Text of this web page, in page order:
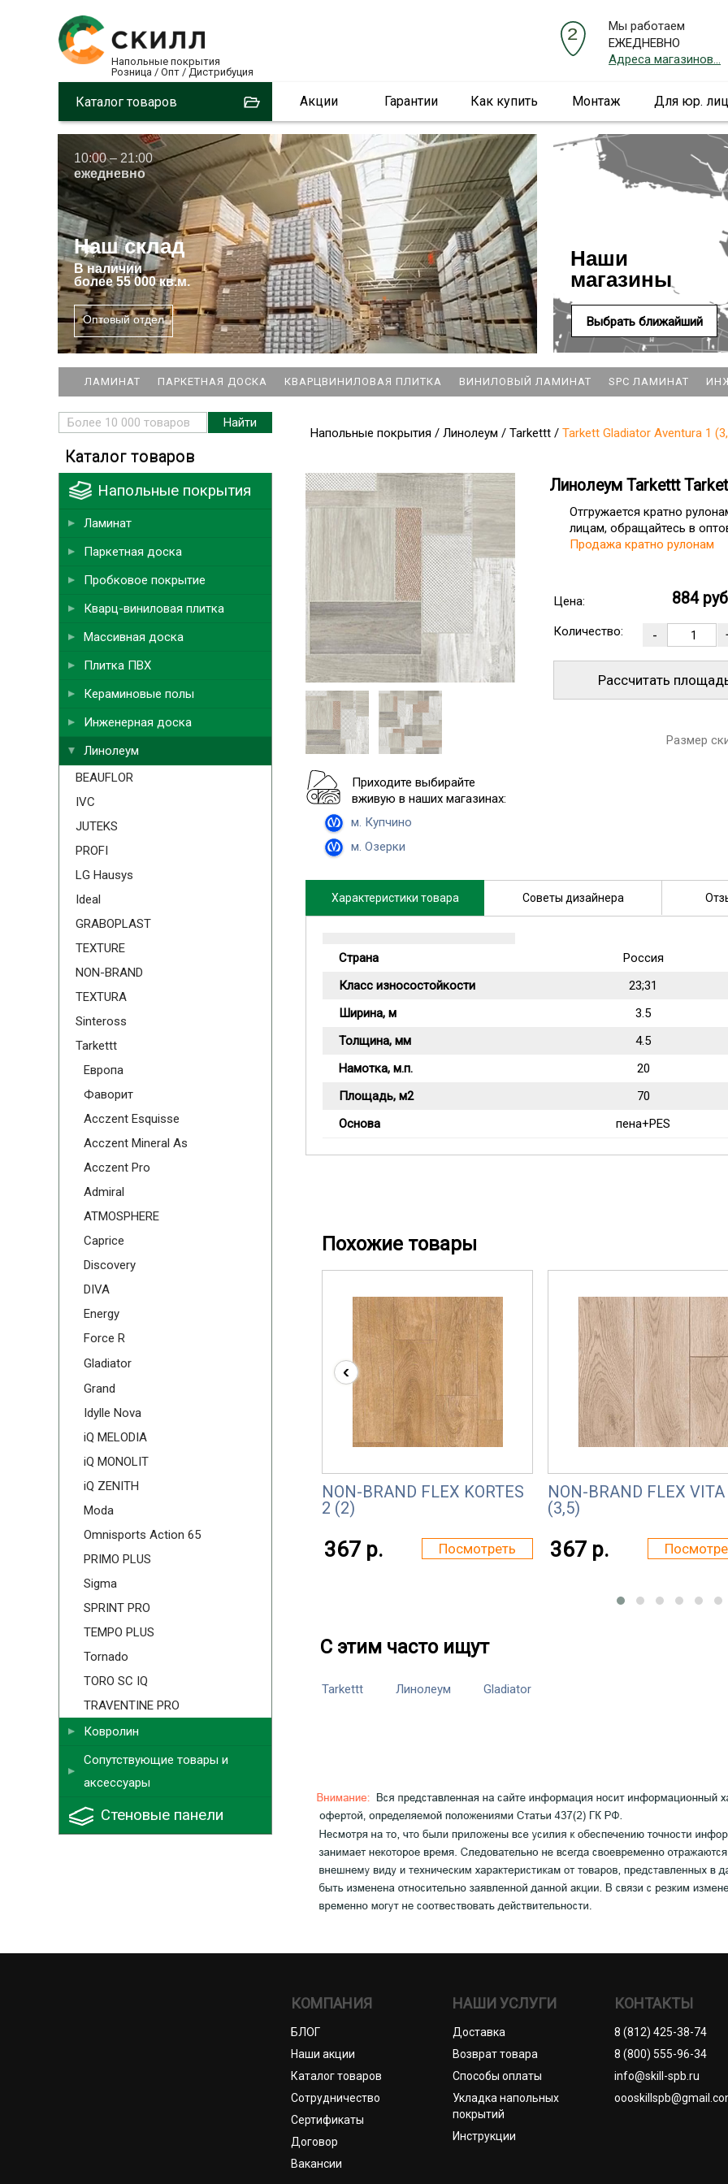
Напольные покрытия
Розница / Опт / Дистрибуция
Мы работаем
ЕЖЕДНЕВНО
Адреса магазинов...
Каталог товаров Акции Гарантии Как купить Монтаж Для юр. лиц
10:00 – 21:00
ежедневно
Наш склад
Вналичии
более 55 000 кв.м.
Оптовый отдел
Наши
магазины
Выбрать ближайший
ЛАМИНАТ ПАРКЕТНАЯ ДОСКА КВАРЦВИНИЛОВАЯ ПЛИТКА ВИНИЛОВЫЙ ЛАМИНАТ SPC ЛАМИНАТ
Напольные покрытия / Линолеум / Tarkettt / Tarkett Gladiator Aventura 1
Приходите выбирайте
вживую в наших магазинах:
м. Купчино
м. Озерки
Линолеум Tarkettt
Отгружается кратно
лицам, обращайтесь в
Продажа кратно рулонам
Цена: 884
Количество:
Рассчитать
Размер
Характеристики товара Советы дизайнера
Страна
Россия
Класс износостойкости
23;31
Ширина, м
3.5
Толщина, мм
4.5
Намотка, м.п.
20
Площадь, м2
70
Основа
пена+PES
Похожие товары
NON-BRAND FLEX KORTES
2 (2)
367 р. Посмотреть
NON-BRAND FLEX
(3,5)
367 р.
‹
С этим часто ищут
Tarkettt Линолеум Gladiator
Каталог товаров
Напольные покрытия
Ламинат
Паркетная доска
Пробковое покрытие
Кварц-виниловая плитка
Массивная доска
Плитка ПВХ
Кераминовые полы
Инженерная доска
Линолеум
BEAUFLOR
IVC
JUTEKS
PROFI
LG Hausys
Ideal
GRABOPLAST
TEXTURE
NON-BRAND
TEXTURA
Sinteross
Tarkettt
Европа
Фаворит
Acczent Esquisse
Acczent Mineral As
Acczent Pro
Admiral
ATMOSPHERE
Caprice
Discovery
DIVA
Energy
Force R
Gladiator
Grand
Idylle Nova
iQ MELODIA
iQ MONOLIT
iQ ZENITH
Moda
Omnisports Action 65
PRIMO PLUS
Sigma
SPRINT PRO
TEMPO PLUS
Tornado
TORO SC IQ
TRAVENTINE PRO
Ковролин
Сопутствующие товары и
аксессуары
Стеновые панели
КОМПАНИЯ
БЛОГ
Наши акции
Каталог товаров
Сотрудничество
Сертификаты
Договор
Вакансии
НАШИ УСЛУГИ
Доставка
Возврат товара
Способы оплаты
Укладка напольных
покрытий
Инструкции
КОНТАКТЫ
8 (812) 425-38-74
8 (800) 555-96-34
info@skill-spb.ru